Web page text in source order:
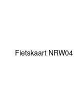
Fietskaart